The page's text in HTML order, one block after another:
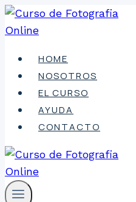
Saltar
al
HOME
NOSOTROS
EL CURSO
AYUDA
CONTACTO